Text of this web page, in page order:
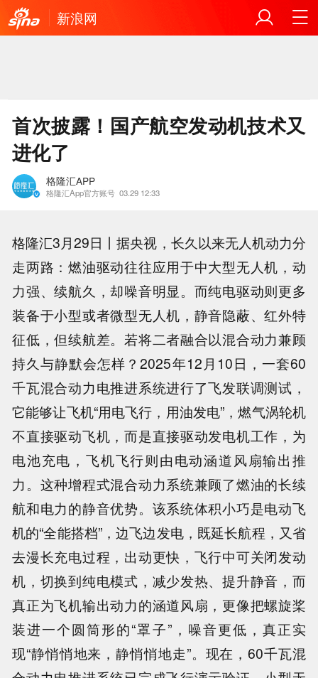
新浪网
首次披露！国产航空发动机技术又
进化了
格隆汇APP
格隆汇App官方账号 03.29 12:33
格隆汇3月29日丨据央视，长久以来无人机动力分
走两路：燃油驱动往往应用于中大型无人机，动
力强、续航久，却噪音明显。而纯电驱动则更多
装备于小型或者微型无人机，静音隐蔽、红外特
征低，但续航差。若将二者融合以混合动力兼顾
持久与静默会怎样？2025年12月10日，一套60
千瓦混合动力电推进系统进行了飞发联调测试，
它能够让飞机“用电飞行，用油发电”，燃气涡轮机
不直接驱动飞机，而是直接驱动发电机工作，为
电池充电，飞机飞行则由电动涵道风扇输出推
力。这种增程式混合动力系统兼顾了燃油的长续
航和电力的静音优势。该系统体积小巧是电动飞
机的“全能搭档”，边飞边发电，既延长航程，又省
去漫长充电过程，出动更快，飞行中可关闭发动
机，切换到纯电模式，减少发热、提升静音，而
真正为飞机输出动力的涵道风扇，更像把螺旋桨
装进一个圆筒形的“罩子”，噪音更低，真正实
现“静悄悄地来，静悄悄地走”。现在，60千瓦混